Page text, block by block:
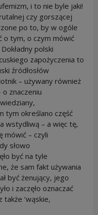
i to nie byle jaki!
czy gorszącej
po to, by w ogóle
o tym, o czym mówić
polski
zapożyczenia to
źródłosłów
– używany również
znaczeniu
tym określano część
wstydliwą – a więc tę,
mówić – czyli
słowo
być na tyle
że sam fakt używania
być żenujący, jego
i zaczęło oznaczać
także ‘wąskie,